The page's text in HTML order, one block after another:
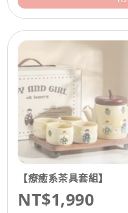
【療癒系茶具套組】
NT$1,990